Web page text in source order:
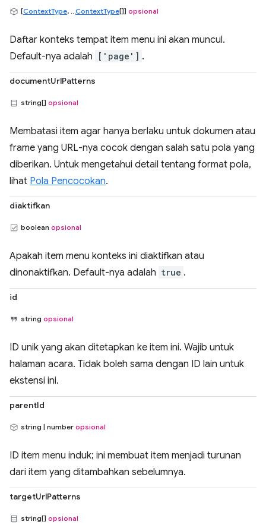
[ContextType, ...ContextType[]] opsional
Daftar konteks tempat item menu ini akan muncul.
Default-nya adalah
['page'] .
documentUrlPatterns
string[] opsional
Membatasi item agar hanya berlaku untuk dokumen atau
frame yang URL-nya cocok dengan salah satu pola yang
diberikan. Untuk mengetahui detail tentang format pola,
lihat Pola Pencocokan.
diaktifkan
boolean opsional
Apakah item menu konteks ini diaktifkan atau
dinonaktifkan. Default-nya adalah true .
id
string opsional
ID unik yang akan ditetapkan ke item ini. Wajib untuk
halaman acara. Tidak boleh sama dengan ID lain untuk
ekstensi ini.
parentId
string | number opsional
ID item menu induk; ini membuat item menjadi turunan
dari item yang ditambahkan sebelumnya.
targetUrlPatterns
string[] opsional